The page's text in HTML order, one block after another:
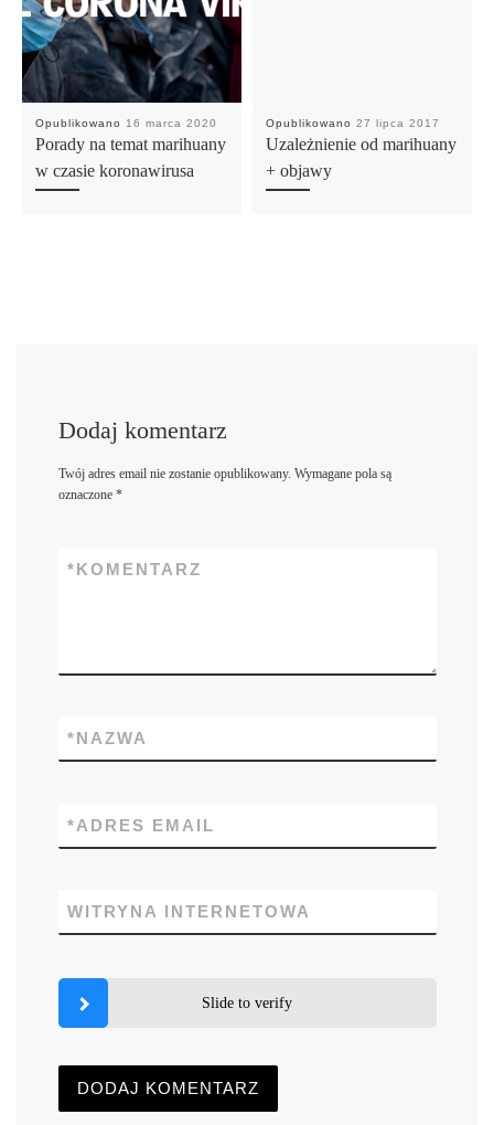
Opublikowano 16 marca 2020
Porady na temat marihuany
w czasie koronawirusa
Opublikowano 27 lipca 2017
Uzależnienie od marihuany
+ objawy
Dodaj komentarz
Twój adres email nie zostanie opublikowany. Wymagane pola są
oznaczone *
KOMENTARZ
*
NAZWA
*
ADRES EMAIL
*
WITRYNA INTERNETOWA
Slide to verify